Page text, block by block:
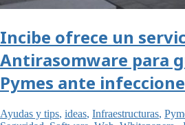
Incibe ofrece un
Antirasomware para
Pymes ante
Ayudas y tips, ideas, Infraestructuras,